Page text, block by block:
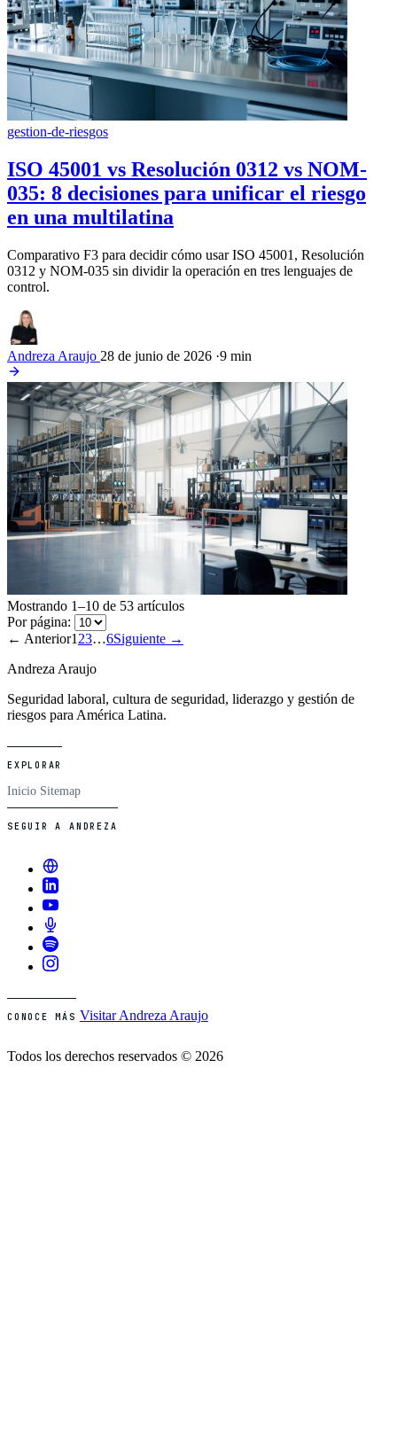
gestion-de-riesgos
ISO 45001 vs Resolución 0312 vs NOM-
035: 8 decisiones para unificar el riesgo
en una multilatina
Comparativo F3 para decidir cómo usar ISO 45001, Resolución
0312 y NOM-035 sin dividir la operación en tres lenguajes de
control.
Andreza Araujo 28 de junio de 2026 ·9 min
Mostrando 1–10 de 53 artículos
Por página:
← Anterior1 23…6Siguiente →
Andreza Araujo
Seguridad laboral, cultura de seguridad, liderazgo y gestión de
riesgos para América Latina.
EXPLORAR
Inicio Sitemap
SEGUIR A ANDREZA
CONOCE MÁS Visitar Andreza Araujo
Todos los derechos reservados © 2026